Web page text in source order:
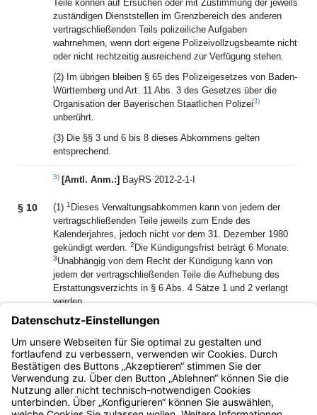
Teile können auf Ersuchen oder mit Zustimmung der jeweils
zuständigen Dienststellen im Grenzbereich des anderen
vertragschließenden Teils polizeiliche Aufgaben
wahrnehmen, wenn dort eigene Polizeivollzugsbeamte nicht
oder nicht rechtzeitig ausreichend zur Verfügung stehen.
(2) Im übrigen bleiben § 65 des Polizeigesetzes von Baden-
Württemberg und Art. 11 Abs. 3 des Gesetzes über die
Organisation der Bayerischen Staatlichen Polizei3)
unberührt.
(3) Die §§ 3 und 6 bis 8 dieses Abkommens gelten
entsprechend.
3) [Amtl. Anm.:] BayRS 2012-2-1-I
§ 10 (1) 1 Dieses Verwaltungsabkommen kann von jedem der
vertragschließenden Teile jeweils zum Ende des
Kalenderjahres, jedoch nicht vor dem 31. Dezember 1980
gekündigt werden. 2 Die Kündigungsfrist beträgt 6 Monate.
3Unabhängig von dem Recht der Kündigung kann von
jedem der vertragschließenden Teile die Aufhebung des
Erstattungsverzichts in § 6 Abs. 4 Sätze 1 und 2 verlangt
werden.
(2) Die Kündigung bedarf der Schriftform.
§ 11 Dieses Abkommen tritt am 1. Juni 1979 in Kraft.
Bayern.de